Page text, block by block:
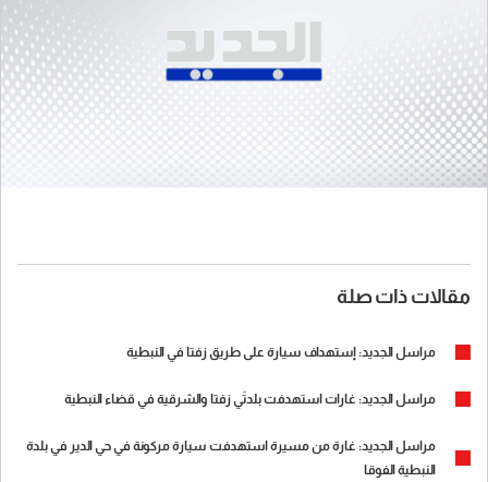
مقالات ذات صلة
مراسل الجديد: إستهداف سيارة على طريق زفتا في النبطية
مراسل الجديد: غارات استهدفت بلدتَي زفتا والشرقية في قضاء النبطية
مراسل الجديد: غارة من مسيرة استهدفت سيارة مركونة في حي الدير في بلدة
النبطية الفوقا